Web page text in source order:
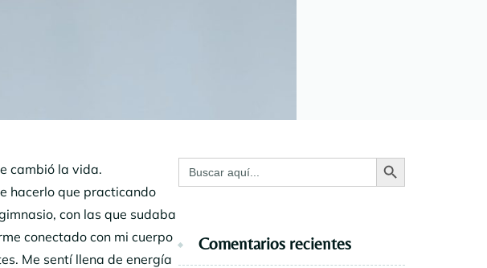
cambió la vida.
hacerlo que practicando
con las que sudaba
conectado con mi cuerpo
Me sentí llena de energía
Buscar: Botón de búsqueda
Comentarios recientes